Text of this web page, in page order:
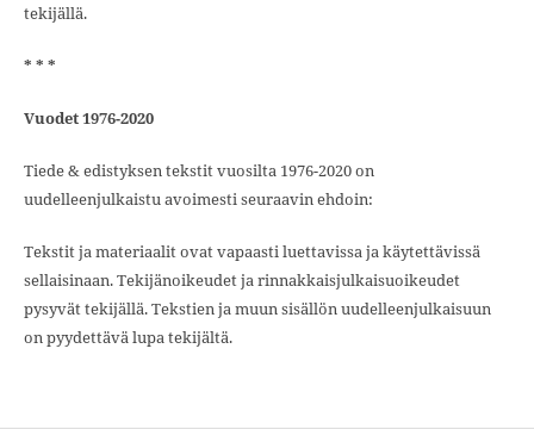
tekijällä.
* * *
Vuodet 1976-2020
Tiede & edistyksen tekstit vuosilta 1976-2020 on
uudelleenjulkaistu avoimesti seuraavin ehdoin:
Tekstit ja materiaalit ovat vapaasti luettavissa ja käytettävissä
sellaisinaan. Tekijänoikeudet ja rinnakkaisjulkaisuoikeudet
pysyvät tekijällä. Tekstien ja muun sisällön uudelleenjulkaisuun
on pyydettävä lupa tekijältä.